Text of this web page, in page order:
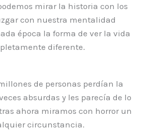
mirar la historia con los
con nuestra mentalidad
época la forma de ver la vida
diferente.
de personas perdían la
absurdas y les parecía de lo
ahora miramos con horror un
circunstancia.